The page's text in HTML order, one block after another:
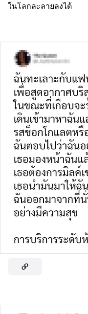
ในโลกละลายลงได้